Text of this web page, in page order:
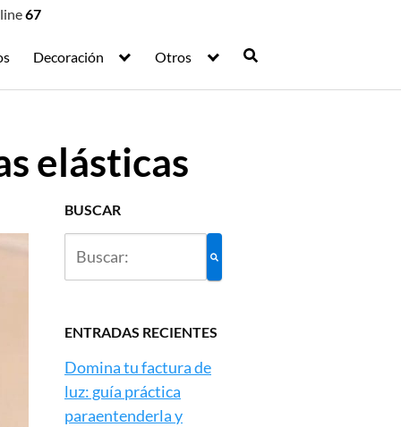
67
Decoración Otros
elásticas
BUSCAR
ENTRADAS RECIENTES
Domina tu factura de
luz: guía práctica
paraentenderla y